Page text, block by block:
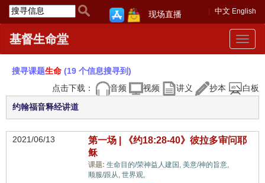
中文 English
现场直播
Toggle
基督生命堂
搜寻课题生命 (19 个信息搜寻到)
点击下载：
音频 视频 讲义 抄本 白板
约翰福音释经讲道
2021/06/13
第一场 | 《约18:28-40》彼拉多审问耶
稣
课题: 生命目的/荣神益人建国, 美意/神的旨意,
顺服/跟从, 世界观,